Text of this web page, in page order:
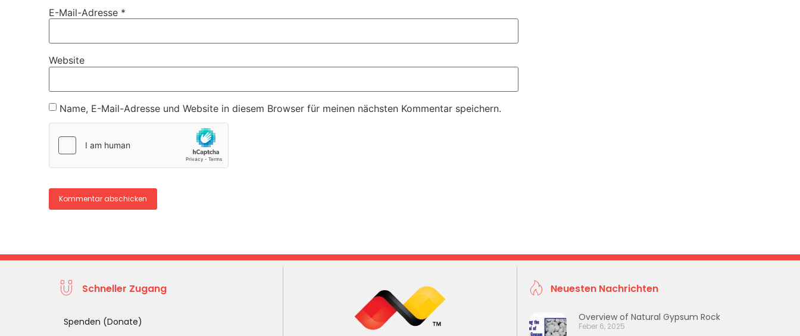
E-Mail-Adresse *
Website
Name, E-Mail-Adresse und Website in diesem Browser für meinen nächsten Kommentar speichern.
Schneller Zugang
Spenden (Donate)
Neuesten Nachrichten
Overview of Natural Gypsum Rock
Feber 6, 2025